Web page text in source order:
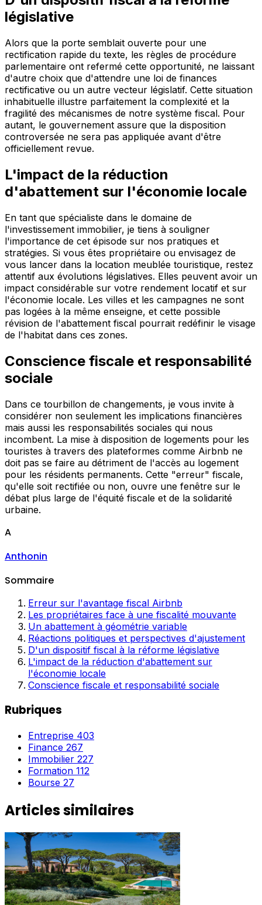
législative
Alors que la porte semblait ouverte pour une
rectification rapide du texte, les règles de procédure
parlementaire ont refermé cette opportunité, ne laissant
d'autre choix que d'attendre une loi de finances
rectificative ou un autre vecteur législatif. Cette situation
inhabituelle illustre parfaitement la complexité et la
fragilité des mécanismes de notre système fiscal. Pour
autant, le gouvernement assure que la disposition
controversée ne sera pas appliquée avant d'être
officiellement revue.
L'impact de la réduction
d'abattement sur l'économie locale
En tant que spécialiste dans le domaine de
l'investissement immobilier, je tiens à souligner
l'importance de cet épisode sur nos pratiques et
stratégies. Si vous êtes propriétaire ou envisagez de
vous lancer dans la location meublée touristique, restez
attentif aux évolutions législatives. Elles peuvent avoir un
impact considérable sur votre rendement locatif et sur
l'économie locale. Les villes et les campagnes ne sont
pas logées à la même enseigne, et cette possible
révision de l'abattement fiscal pourrait redéfinir le visage
de l'habitat dans ces zones.
Conscience fiscale et responsabilité
sociale
Dans ce tourbillon de changements, je vous invite à
considérer non seulement les implications financières
mais aussi les responsabilités sociales qui nous
incombent. La mise à disposition de logements pour les
touristes à travers des plateformes comme Airbnb ne
doit pas se faire au détriment de l'accès au logement
pour les résidents permanents. Cette "erreur" fiscale,
qu'elle soit rectifiée ou non, ouvre une fenêtre sur le
débat plus large de l'équité fiscale et de la solidarité
urbaine.
A
Anthonin
Sommaire
Erreur sur l'avantage fiscal Airbnb
Les propriétaires face à une fiscalité mouvante
Un abattement à géométrie variable
Réactions politiques et perspectives d'ajustement
D'un dispositif fiscal à la réforme législative
L'impact de la réduction d'abattement sur
l'économie locale
Conscience fiscale et responsabilité sociale
Rubriques
Entreprise 403
Finance 267
Immobilier 227
Formation 112
Bourse 27
Articles similaires